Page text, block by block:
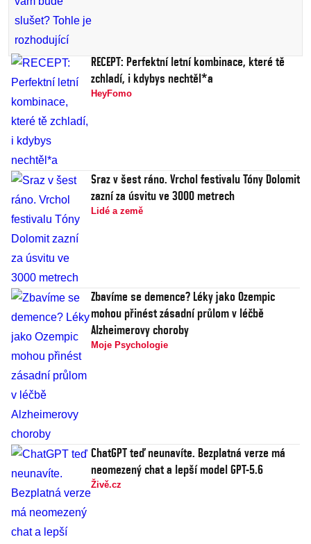
RECEPT: Perfektní letní kombinace, které tě
zchladí, i kdybys nechtěl*a
HeyFomo
Sraz v šest ráno. Vrchol festivalu Tóny Dolomit
zazní za úsvitu ve 3000 metrech
Lidé a země
Zbavíme se demence? Léky jako Ozempic
mohou přinést zásadní průlom v léčbě
Alzheimerovy choroby
Moje Psychologie
ChatGPT teď neunavíte. Bezplatná verze má
neomezený chat a lepší model GPT-5.6
Živě.cz